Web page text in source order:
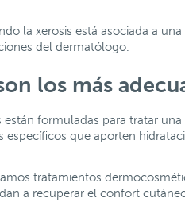
la xerosis está asociada a
del dermatólogo.
los más
formuladas para tratar
que aporten
tratamientos
a recuperar el confort